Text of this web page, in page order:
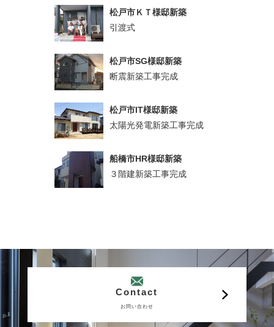
松戸市ＫＴ様邸新築
引渡式
松戸市SG様邸新築
断震新築工事完成
松戸市IT様邸新築
太陽光発電新築工事完成
船橋市HR様邸新築
３階建新築工事完成
Contact
お問い合わせ